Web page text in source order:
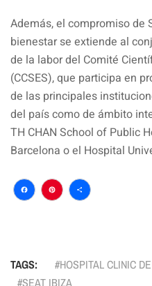
Además, el compromiso de
bienestar se extiende al
de la labor del Comité
(CCSES), que participa en
de las principales
del país como de ámbito
TH CHAN School of Public
Barcelona o el Hospital
Facebook
Pinterest
Compartir
TAGS: HOSPITAL CLINIC
SEAT IBIZA